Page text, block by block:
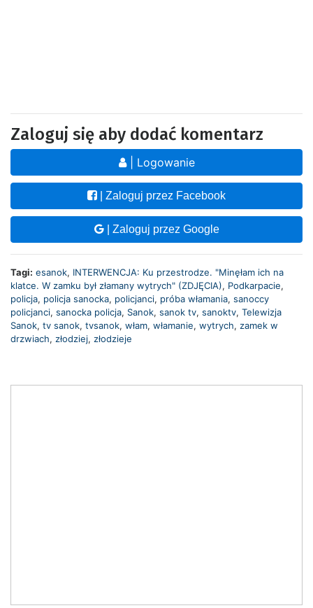
Zaloguj się aby dodać komentarz
| Logowanie
| Zaloguj przez Facebook
| Zaloguj przez Google
Tagi: esanok, INTERWENCJA: Ku przestrodze. "Minęłam ich na
klatce. W zamku był złamany wytrych" (ZDJĘCIA), Podkarpacie,
policja, policja sanocka, policjanci, próba włamania, sanoccy
policjanci, sanocka policja, Sanok, sanok tv, sanoktv, Telewizja
Sanok, tv sanok, tvsanok, włam, włamanie, wytrych, zamek w
drzwiach, złodziej, złodzieje